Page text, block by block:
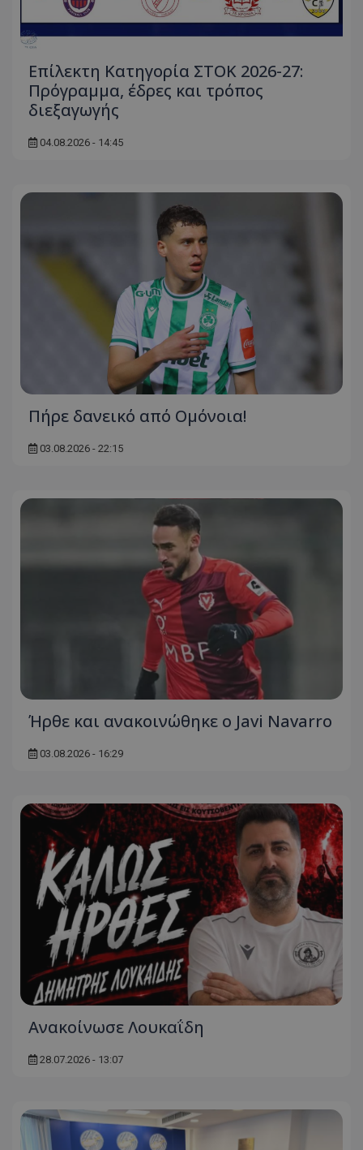
Επίλεκτη Κατηγορία ΣΤΟΚ 2026-27:
Πρόγραμμα, έδρες και τρόπος
διεξαγωγής
04.08.2026 - 14:45
Πήρε δανεικό από Ομόνοια!
03.08.2026 - 22:15
Ήρθε και ανακοινώθηκε ο Javi Navarro
03.08.2026 - 16:29
Ανακοίνωσε Λουκαΐδη
28.07.2026 - 13:07